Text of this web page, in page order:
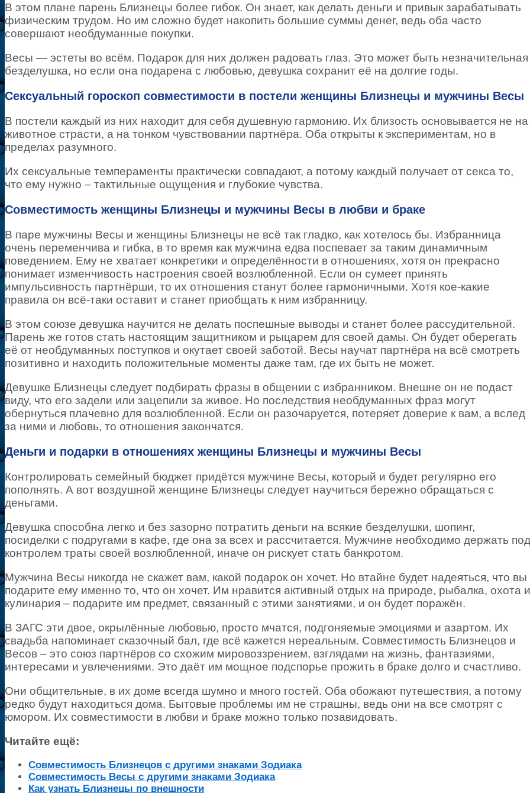
В этом плане парень Близнецы более гибок. Он знает, как делать деньги и привык зарабатывать
физическим трудом. Но им сложно будет накопить большие суммы денег, ведь оба часто
совершают необдуманные покупки.
Весы — эстеты во всём. Подарок для них должен радовать глаз. Это может быть незначительная
безделушка, но если она подарена с любовью, девушка сохранит её на долгие годы.
Сексуальный гороскоп совместимости в постели женщины Близнецы и мужчины Весы
В постели каждый из них находит для себя душевную гармонию. Их близость основывается не на
животное страсти, а на тонком чувствовании партнёра. Оба открыты к экспериментам, но в
пределах разумного.
Их сексуальные темпераменты практически совпадают, а потому каждый получает от секса то,
что ему нужно – тактильные ощущения и глубокие чувства.
Совместимость женщины Близнецы и мужчины Весы в любви и браке
В паре мужчины Весы и женщины Близнецы не всё так гладко, как хотелось бы. Избранница
очень переменчива и гибка, в то время как мужчина едва поспевает за таким динамичным
поведением. Ему не хватает конкретики и определённости в отношениях, хотя он прекрасно
понимает изменчивость настроения своей возлюбленной. Если он сумеет принять
импульсивность партнёрши, то их отношения станут более гармоничными. Хотя кое-какие
правила он всё-таки оставит и станет приобщать к ним избранницу.
В этом союзе девушка научится не делать поспешные выводы и станет более рассудительной.
Парень же готов стать настоящим защитником и рыцарем для своей дамы. Он будет оберегать
её от необдуманных поступков и окутает своей заботой. Весы научат партнёра на всё смотреть
позитивно и находить положительные моменты даже там, где их быть не может.
Девушке Близнецы следует подбирать фразы в общении с избранником. Внешне он не подаст
виду, что его задели или зацепили за живое. Но последствия необдуманных фраз могут
обернуться плачевно для возлюбленной. Если он разочаруется, потеряет доверие к вам, а вслед
за ними и любовь, то отношения закончатся.
Деньги и подарки в отношениях женщины Близнецы и мужчины Весы
Контролировать семейный бюджет придётся мужчине Весы, который и будет регулярно его
пополнять. А вот воздушной женщине Близнецы следует научиться бережно обращаться с
деньгами.
Девушка способна легко и без зазорно потратить деньги на всякие безделушки, шопинг,
посиделки с подругами в кафе, где она за всех и рассчитается. Мужчине необходимо держать под
контролем траты своей возлюбленной, иначе он рискует стать банкротом.
Мужчина Весы никогда не скажет вам, какой подарок он хочет. Но втайне будет надеяться, что вы
подарите ему именно то, что он хочет. Им нравится активный отдых на природе, рыбалка, охота и
кулинария – подарите им предмет, связанный с этими занятиями, и он будет поражён.
В ЗАГС эти двое, окрылённые любовью, просто мчатся, подгоняемые эмоциями и азартом. Их
свадьба напоминает сказочный бал, где всё кажется нереальным. Совместимость Близнецов и
Весов – это союз партнёров со схожим мировоззрением, взглядами на жизнь, фантазиями,
интересами и увлечениями. Это даёт им мощное подспорье прожить в браке долго и счастливо.
Они общительные, в их доме всегда шумно и много гостей. Оба обожают путешествия, а потому
редко будут находиться дома. Бытовые проблемы им не страшны, ведь они на все смотрят с
юмором. Их совместимости в любви и браке можно только позавидовать.
Читайте ещё:
Совместимость Близнецов с другими знаками Зодиака
Совместимость Весы с другими знаками Зодиака
Как узнать Близнецы по внешности